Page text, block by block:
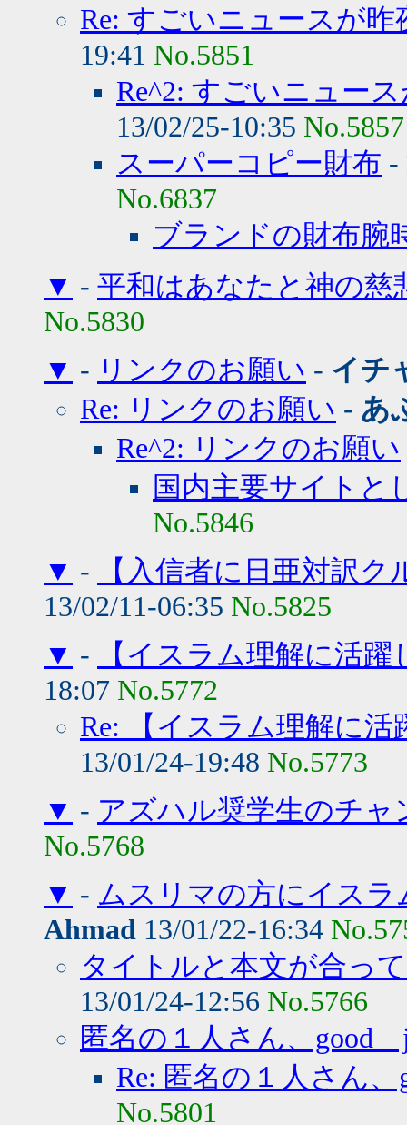
Re: すごいニュースが
19:41 No.5851
Re^2: すごいニュー
13/02/25-10:35 No.5857
スーパーコピー財布 -
No.6837
ブランドの財布腕
▼ - 平和はあなたと神の慈
No.5830
▼ - リンクのお願い - イチ
Re: リンクのお願い - あ
Re^2: リンクのお願い
国内主要サイトと
No.5846
▼ -
【入信者に日亜対訳
13/02/11-06:35 No.5825
▼ -
【イスラム理解に活
18:07 No.5772
Re: 【イスラム理解に活
13/01/24-19:48 No.5773
▼ - アズハル奨学生のチャ
No.5768
▼ - ムスリマの方にイスラ
Ahmad 13/01/22-16:34
タイトルと本文が合っ
13/01/24-12:56 No.5766
匿名の１人さん、good
Re: 匿名の１人さん
No.5801